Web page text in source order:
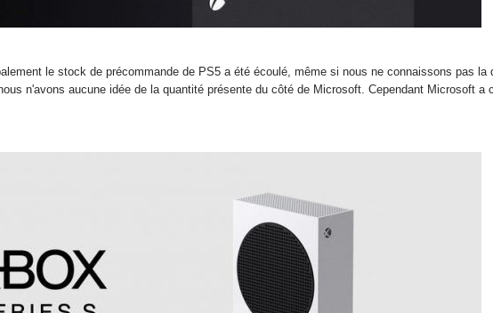
le stock de précommande de PS5 a été écoulé, même si nous ne connaissons pas
n'avons aucune idée de la quantité présente du côté de Microsoft. Cependant Microsoft